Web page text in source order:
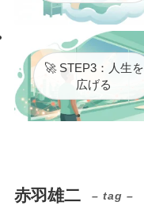
🚀 STEP3：人生を
広げる
赤羽雄二 – tag –